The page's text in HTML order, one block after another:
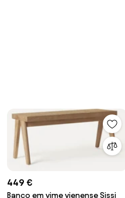
449 €
Banco em vime vienense Sissi